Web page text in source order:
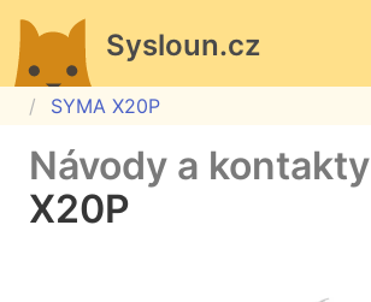
Sysloun.cz
SYMA X20P
Návody a kontakty
X20P